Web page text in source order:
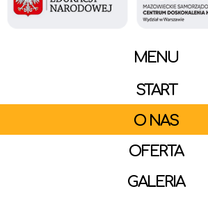
MENU
START
O NAS
OFERTA
GALERIA